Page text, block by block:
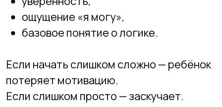
игрой и логикой .
🧠Какие направления подходят для
(Blockly, Scratch)